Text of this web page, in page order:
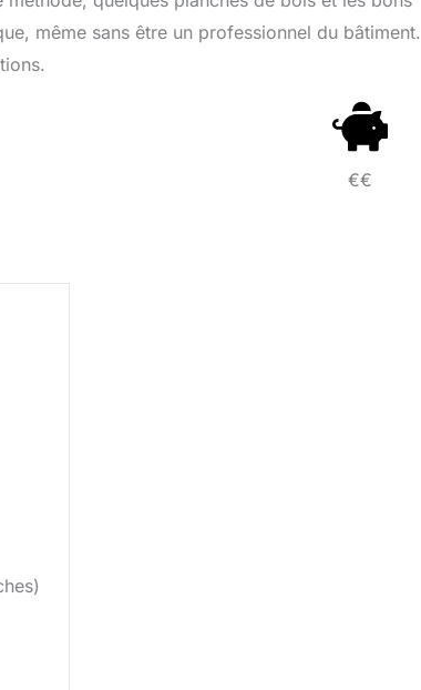
même sans être un professionnel du bâtiment.
€€